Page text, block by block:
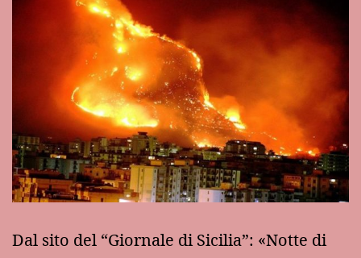
Dal sito del “Giornale di Sicilia”: «Notte di